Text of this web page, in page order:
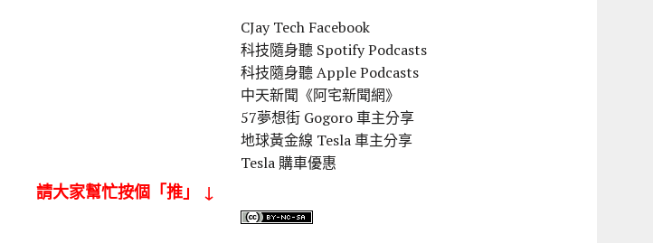
請大家幫忙按個「推」 ↓
CJay Tech Facebook
科技隨身聽 Spotify Podcasts
科技隨身聽 Apple Podcasts
中天新聞《阿宅新聞網》
57夢想街 Gogoro 車主分享
地球黃金線 Tesla 車主分享
Tesla 購車優惠